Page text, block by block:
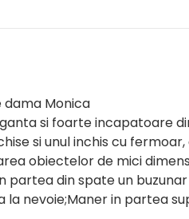
dama Monica
si foarte incapatoare
si unul inchis cu
obiectelor de mici
partea din spate un
nevoie;Maner in partea